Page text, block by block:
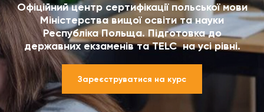
Офіційний центр сертифікації польської мови
Міністерства вищої освіти та науки
Республіка Польща. Підготовка до
державних екзаменів та TELC на усі рівні.
Зареєструватися на курс